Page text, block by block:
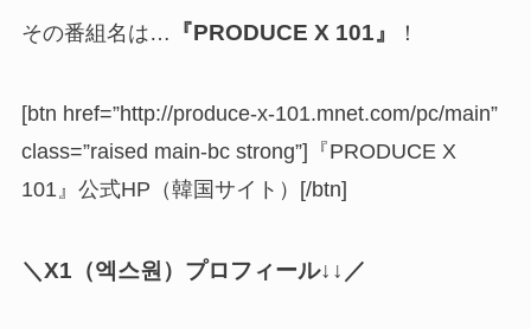
その番組名は… 『PRODUCE X 101』 ！
[btn href=”http://produce-x-101.mnet.com/pc/main”
class=”raised main-bc strong”]『PRODUCE X
101』公式HP（韓国サイト）[/btn]
＼X1（엑스원 ）プロフィール↓↓／